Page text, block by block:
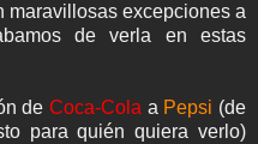
maravillosas excepciones a
de verla en estas
de Coca-Cola a Pepsi (de
para quién quiera verlo)